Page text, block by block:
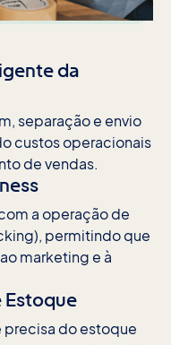
da
separação e envio
custos operacionais
de vendas.
a operação de
permitindo que
marketing e à
Estoque
precisa do estoque